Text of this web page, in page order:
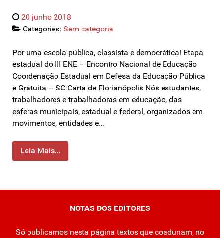
20 junho 2018
Categories: Sem categoria
Por uma escola pública, classista e democrática! Etapa
estadual do III ENE – Encontro Nacional de Educação
Coordenação Estadual em Defesa da Educação Pública
e Gratuita – SC Carta de Florianópolis Nós estudantes,
trabalhadores e trabalhadoras em educação, das
esferas municipais, estadual e federal, organizados em
movimentos, entidades e…
Leia Mais...
NOTAS DOS EDITORES
Só publicamos nesta página textos que coadunam, no